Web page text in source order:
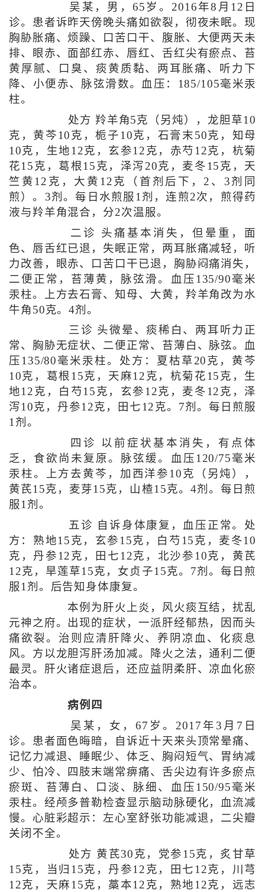
吴某，男，65岁。2016年8月12日
诊。患者诉昨天傍晚头痛如欲裂，彻夜未眠。现
胸胁胀痛、烦躁、口苦口干、腹胀、大便两天未
排、眼赤、面部红赤、唇红、舌红尖有瘀点、苔
黄厚腻、口臭、痰黄质黏、两耳胀痛、听力下
降、小便赤、脉弦滑数。血压：185/105毫米汞
柱。
处方 羚羊角5克（另炖），龙胆草10
克，黄芩10克，栀子10克，石膏末50克，知母
10克，生地12克，玄参12克，赤芍12克，杭菊
花15克，葛根15克，泽泻20克，麦冬15克，天
竺黄12克，大黄12克（首剂后下，2、3剂同
煎）。3剂。每日水煎服1剂，连煎2次，煎得药
液与羚羊角混合，分2次温服。
二诊 头痛基本消失，但晕重，面
色、唇舌红已退，失眠正常，两耳胀痛减轻，听
力改善，眼赤、口苦口干已退，胸胁闷痛消失，
二便正常，苔薄黄，脉弦滑。血压135/90毫米
汞柱。上方去石膏、知母、大黄，羚羊角改为水
牛角50克。4剂。
三诊 头微晕、痰稀白、两耳听力正
常、胸胁无症状、二便正常、苔薄白、脉弦。血
压135/80毫米汞柱。处方：夏枯草20克，黄芩
10克，葛根15克，天麻12克，杭菊花15克，生
地12克，白芍15克，玄参12克，麦冬12克，泽
泻10克，丹参12克，田七12克。7剂。每日煎服
1剂。
四诊 以前症状基本消失，有点体
乏，食欲尚未复原。脉弦缓。血压120/75毫米
汞柱。上方去黄芩，加西洋参10克（另炖），
黄芪15克，麦芽15克，山楂15克。4剂。每日煎
服1剂。
五诊 自诉身体康复，血压正常。处
方：熟地15克，玄参15克，白芍15克，麦冬10
克，丹参12克，田七12克，北沙参10克，黄芪
12克，旱莲草15克，女贞子15克。7剂。每日煎
服1剂。后告知身体康复。
本例为肝火上炎，风火痰互结，扰乱
元神之府。出现的症状，一派肝经郁热，因而头
痛欲裂。治则应清肝降火、养阴凉血、化痰息
风。方以龙胆泻肝汤加减。降火之法，通利二便
最灵。肝火诸症退后，还应益阴柔肝、凉血化瘀
治本。
病例四
吴某，女，67岁。2017年3月7日
诊。患者面色晦暗，自诉近十天来头顶常晕痛、
记忆力减退、睡眠少、体乏、胸闷短气、胃纳减
少、怕冷、四肢末端常痹痛、舌尖边有许多瘀点
瘀斑、苔薄白、口淡、脉细、血压150/95毫米
汞柱。经颅多普勒检查显示脑动脉硬化，血流减
慢。心脏彩超示：左心室舒张功能减退，二尖瓣
关闭不全。
处方 黄芪30克，党参15克，炙甘草
15克，当归15克，丹参12克，田七12克，川芎
12克，天麻15克，藁本12克，熟地12克，远志